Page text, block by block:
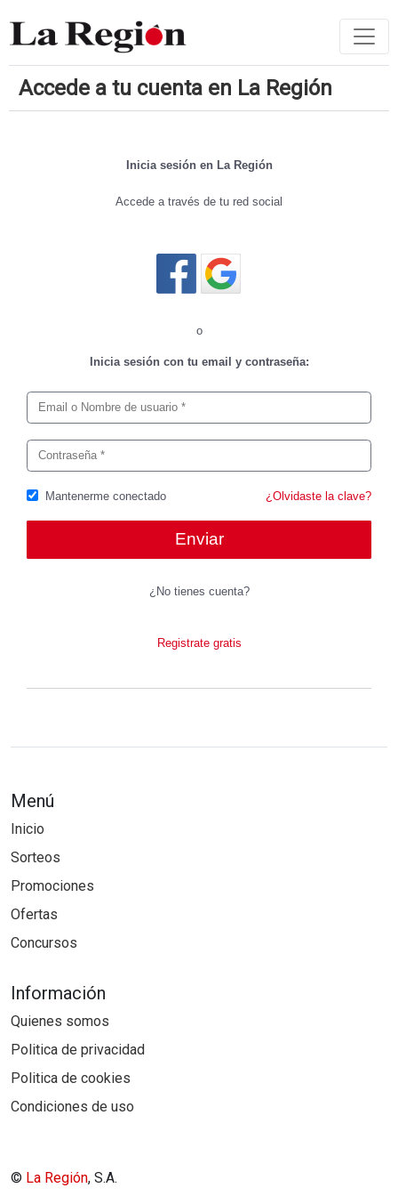
Accede a tu cuenta en La Región
Inicia sesión en La Región
Accede a través de tu red social
Cerrar sesión
o
Inicia sesión con tu email y contraseña:
¿Olvidaste la clave?
Mantenerme conectado
¿No tienes cuenta?
Registrate gratis
Menú
Inicio
Sorteos
Promociones
Ofertas
Concursos
Información
Quienes somos
Politica de privacidad
Politica de cookies
Condiciones de uso
© La Región, S.A.